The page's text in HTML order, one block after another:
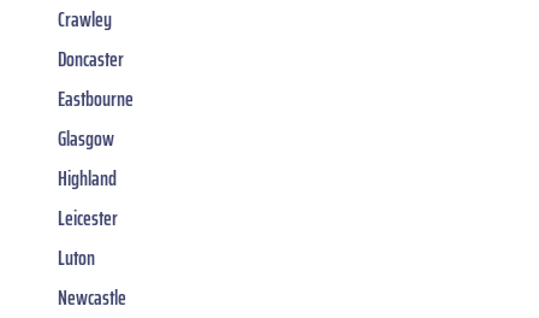
Crawley
Doncaster
Eastbourne
Glasgow
Highland
Leicester
Luton
Newcastle